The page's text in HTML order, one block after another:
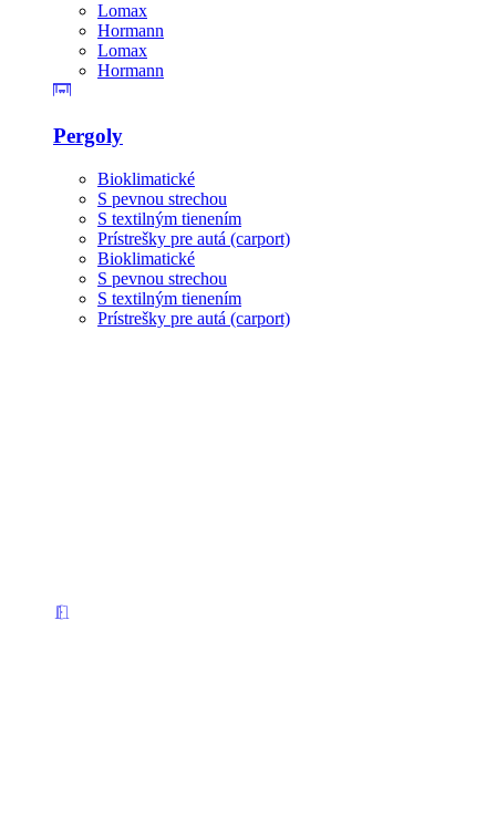
Lomax
Hormann
Lomax
Hormann
Pergoly
Bioklimatické
S pevnou strechou
S textilným tienením
Prístrešky pre autá (carport)
Bioklimatické
S pevnou strechou
S textilným tienením
Prístrešky pre autá (carport)